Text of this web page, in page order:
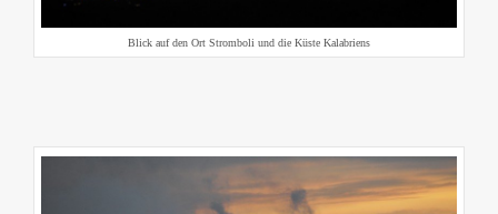
Blick auf den Ort Stromboli und die Küste Kalabriens